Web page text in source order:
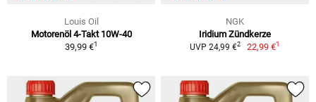
Louis Oil
Motorenöl 4-Takt 10W-40
39,99 €1
NGK
Iridium Zündkerze
UVP 24,99 €2 22,99 €1